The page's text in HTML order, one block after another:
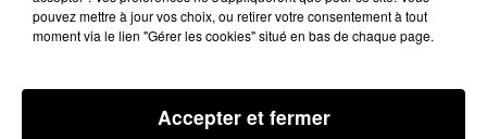
07/06/2024 À 10H00
Podcasts infos du Tarn et Garonne
pouvez mettre à jour vos choix, ou retirer votre consentement à tout
moment via le lien "Gérer les cookies" situé en bas de chaque page.
Accepter et fermer